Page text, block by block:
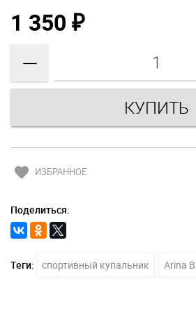
1 350 ₽
—
favorite ИЗБРАННОЕ
Поделиться:
Теги: спортивный купальник Arina